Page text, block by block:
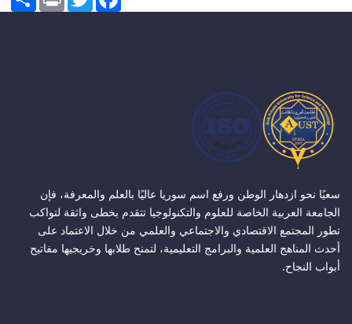
سعيًا نحو ازدهار الوطن ورفع اسم سوريا عاليًا بالعلم والمعرفة، فإن
الجامعة العربية الخاصة للعلوم والتكنولوجيا تتقدم بخطى واثقة لتواكب
تطور المجتمع الاقتصادي والاجتماعي والعلمي من خلال الاعتماد على
أحدث المناهج العلمية والبرامج التعليمية، لتمنح طلابها وخريجيها مفاتيح
أبواب النجاح.